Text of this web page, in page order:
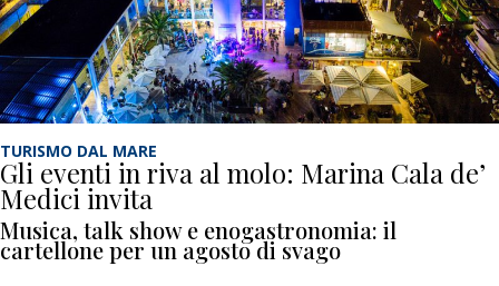
TURISMO DAL MARE
Gli eventi in riva al molo: Marina Cala de’
Medici invita
Musica, talk show e enogastronomia: il
cartellone per un agosto di svago